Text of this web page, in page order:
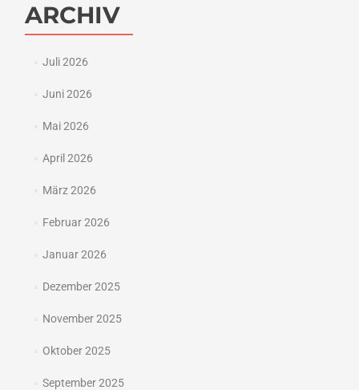
ARCHIV
Juli 2026
Juni 2026
Mai 2026
April 2026
März 2026
Februar 2026
Januar 2026
Dezember 2025
November 2025
Oktober 2025
September 2025